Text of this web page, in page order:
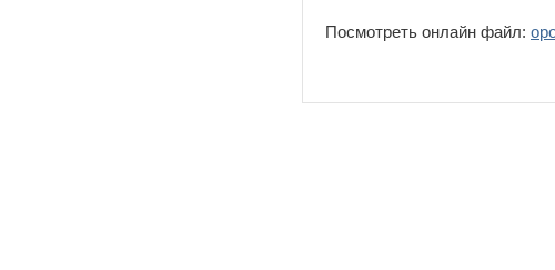
Посмотреть онлайн файл: